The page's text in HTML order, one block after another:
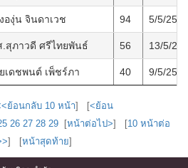
องุ่น จินดาเวช 94 5/5/2565
สุภาวดี ศรีไทยพันธ์ 56 13/5/
เดชพนต์ เพ็ชร์ภา 40 9/5/2565
ย้อนกลับ 10 หน้า] [<ย้อน
26 27 28 29 [หน้าต่อไป>] [10 หน้าต่อ
] [หน้าสุดท้าย]